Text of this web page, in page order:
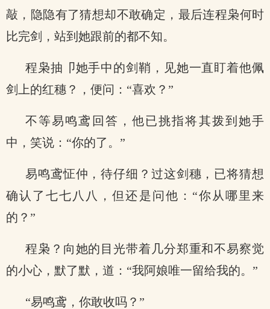
敲，隐隐有了猜想却不敢确定，最后连程枭何时
比完剑，站到她跟前的都不知。
程枭抽卩她手中的剑鞘，见她一直盯着他佩
剑上的红穗？，便问：“喜欢？”
不等易鸣鸢回答，他已挑指将其拨到她手
中，笑说：“你的了。”
易鸣鸢怔仲，待仔细？过这剑穗，已将猜想
确认了七七八八，但还是问他：“你从哪里来
的？”
程枭？向她的目光带着几分郑重和不易察觉
的小心，默了默，道：“我阿娘唯一留给我的。”
“易鸣鸢，你敢收吗？”